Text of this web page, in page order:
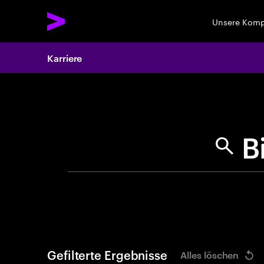
Unsere
Karriere
Gefilterte Ergebnisse Alles löschen